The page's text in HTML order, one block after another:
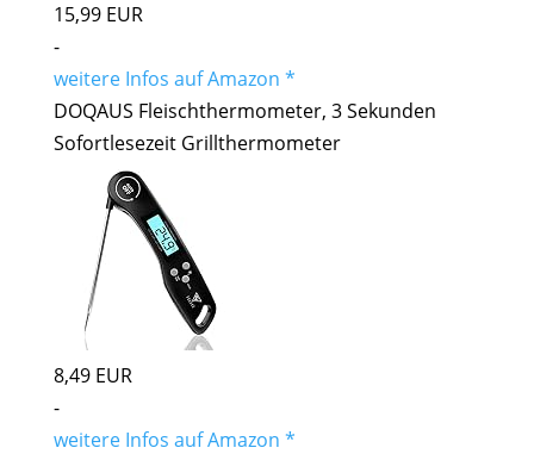
15,99 EUR
-
weitere Infos auf Amazon *
DOQAUS Fleischthermometer, 3 Sekunden
Sofortlesezeit Grillthermometer
8,49 EUR
-
weitere Infos auf Amazon *